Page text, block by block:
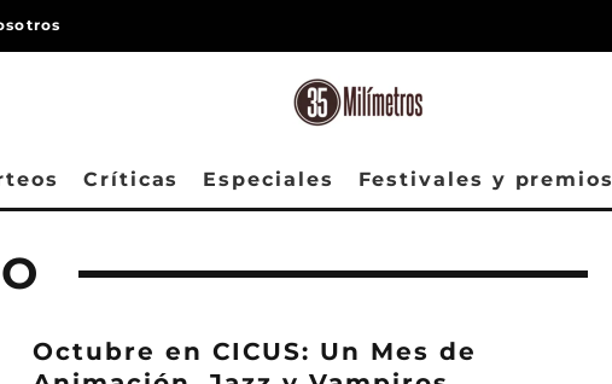
Críticas Especiales Festivales y premios
Octubre en CICUS: Un Mes de